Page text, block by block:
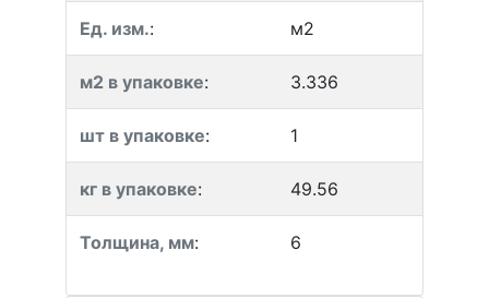
Ед. изм.: м2
м2 в упаковке: 3.336
шт в упаковке: 1
кг в упаковке: 49.56
Толщина, мм: 6